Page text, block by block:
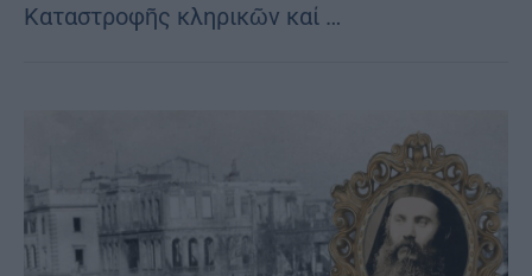
Καταστροφῆς κληρικῶν καί …